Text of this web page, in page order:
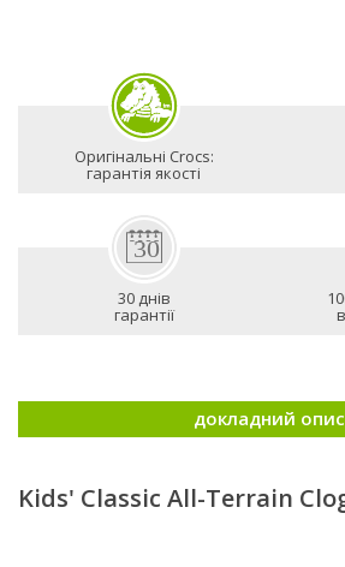
Оригінальні Crocs:
гарантія якості
30 днів
гарантії
докладний опис
Kids' Classic All-Terrain